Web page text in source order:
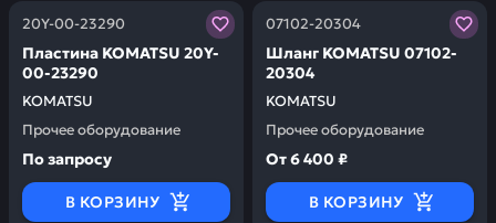
20Y-00-23290
KOMATSU
Пластина KOMATSU 20Y-
00-23290
Прочее оборудование
Заказывая запчасти у нас, вы получаете гарантию
По запросу
В КОРЗИНУ
07102-20304
KOMATSU
Шланг KOMATSU 07102-
20304
Прочее оборудование
Заказывая запчасти у
От6 400 ₽
В КОРЗИНУ